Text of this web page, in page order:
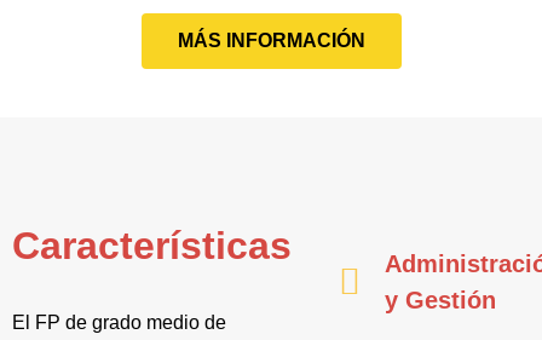
MÁS INFORMACIÓN
Características
El FP de grado medio de
y Gestión